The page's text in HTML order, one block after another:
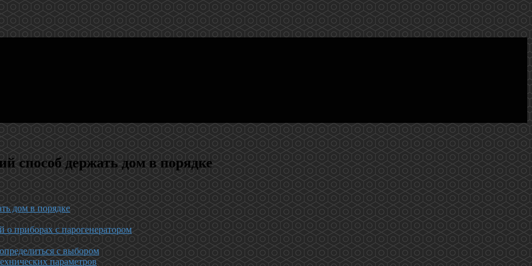
способ держать дом в порядке
дом в порядке
о приборах с парогенератором
с выбором
параметров